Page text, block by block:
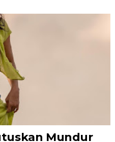
Mundur